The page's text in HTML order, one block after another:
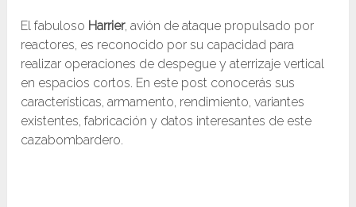
El fabuloso Harrier, avión de ataque propulsado por
reactores, es reconocido por su capacidad para
realizar operaciones de despegue y aterrizaje vertical
en espacios cortos. En este post conocerás sus
características, armamento, rendimiento, variantes
existentes, fabricación y datos interesantes de este
cazabombardero.